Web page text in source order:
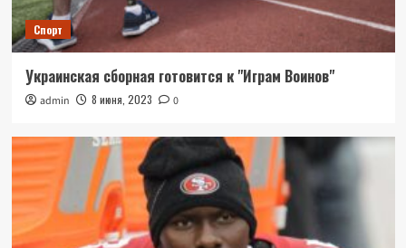
Спорт
Украинская сборная готовится к "Играм Воинов"
admin 8 июня, 2023 0